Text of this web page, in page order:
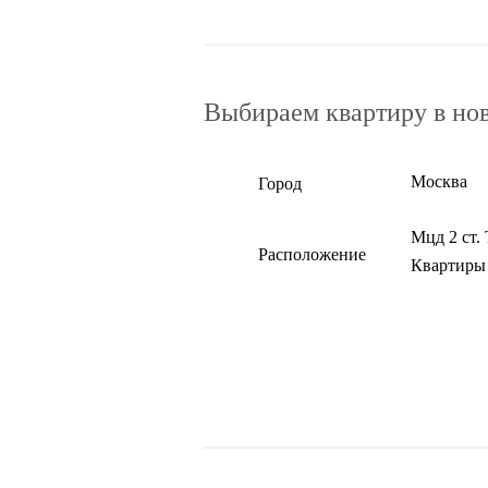
Выбираем квартиру в
Город Москва
Расположение
Мцд 2 ст.
Квартиры